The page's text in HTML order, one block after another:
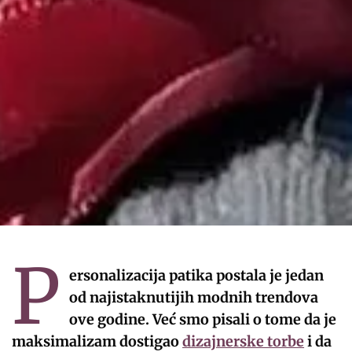
P
ersonalizacija patika postala je jedan
od najistaknutijih modnih trendova
ove godine. Već smo pisali o tome da je
maksimalizam dostigaodizajnerske torbei da